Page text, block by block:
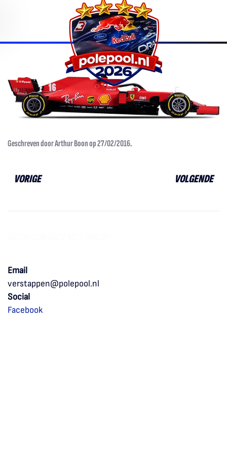
inhoud
gaan
Geschreven doorArthur Boonop27/02/2016.
VORIGE VOLGENDE
Email
verstappen@polepool.nl
Social
Facebook